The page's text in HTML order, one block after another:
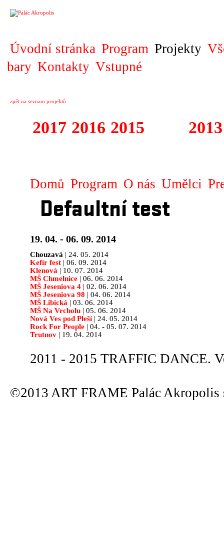
Úvodní stránka Program Projekty
bary Kontakty Vstupné
zpět na seznam projektů
2017 2016 2015 2013
Domů Program O nás Umělci
Defaultní test
19. 04. - 06. 09. 2014
Chouzavá | 24. 05. 2014
Kefír fest | 06. 09. 2014
Klenová | 10. 07. 2014
MŠ Chmelnice | 06. 06. 2014
MŠ Jeseniova 4 | 02. 06. 2014
MŠ Jeseniova 98 | 04. 06. 2014
MŠ Libická | 03. 06. 2014
MŠ Na Vrcholu | 05. 06. 2014
Nová Ves pod Pleší| 24. 05. 2014
Rock For People | 04. - 05. 07. 2014
Trutnov | 19. 04. 2014
2011 - 2015 TRAFFIC DANCE.
©2013 ART FRAME Palác Akropolis